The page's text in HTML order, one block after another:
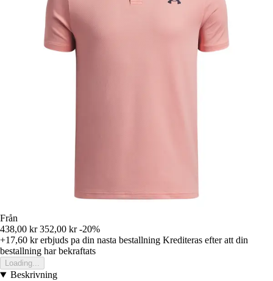
Från
438,00 kr 352,00 kr -20%
+17,60 krerbjuds pa din nasta bestallning Krediteras efter att din
bestallning har bekraftats
Loading...
Beskrivning